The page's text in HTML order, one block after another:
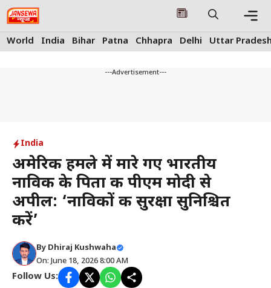
Skip
to
content
World India Bihar Patna Chhapra Delhi Uttar
---Advertisement---
India
अमेरिकी हमले में मारे गए भारतीय
नाविक के पिता की पीएम मोदी से
अपील: ‘नाविकों की सुरक्षा सुनिश्चित
करें’
By Dhiraj Kushwaha
On: June 18, 2026 8:00 AM
Follow Us: